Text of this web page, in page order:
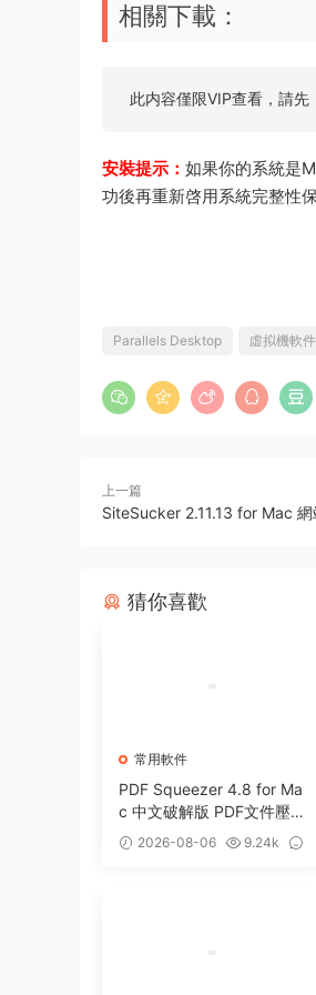
相關下載：
此内容僅限VIP查看，請先
安裝提示： 如果你的系統是
功後再重新啓用系統完整性
Parallels Desktop 虛拟機軟件
上一篇
SiteSucker 2.11.13 for Mac
猜你喜歡
常用軟件
PDF Squeezer 4.8 for Ma
c 中文破解版 PDF文件壓
縮工具
2026-08-06
9.24k